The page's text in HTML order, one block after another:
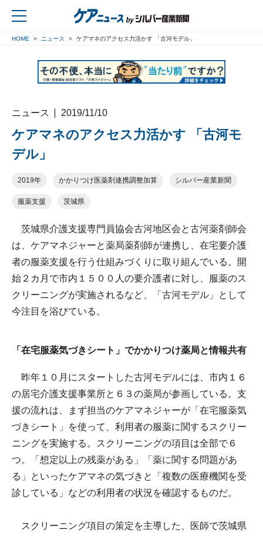
HOME ニュース ケアマネのアクセス力活かす 「古河モデル」
ニュース 2019/11/10
ケアマネのアクセス力活かす 「古河モ
デル」
2019年 かかりつけ医薬剤連携調整加算 シルバー産業新聞
服薬支援 茨城県
茨城県介護支援専門員協会古河地区会と古河薬剤師会
は、ケアマネジャーと薬局薬剤師が連携し、在宅要介護
者の服薬支援を行う仕組みづくりに取り組んでいる。開
始２カ月で市内１５００人の要介護者に対し、服薬のス
クリーニングが実施されるなど、「古河モデル」として
今注目を浴びている。
「在宅服薬気づきシート」でかかりつけ薬局と情報共有
昨年１０月にスタートした古河モデルには、市内１６
の居宅介護支援事業所と６３の薬局が参画している。支
援の流れは、まず担当のケアマネジャーが「在宅服薬気
づきシート」を使って、利用者の服薬に関するスクリー
ニングを実施する。スクリーニングの項目は全部で６
つ。「想定以上の残薬がある」「薬に関する問題があ
る」といったケアマネの気づきと「複数の医療機関を受
診している」などの利用者の状況を確認するものだ。
スクリーニング項目の策定を主導した、医師で茨城県